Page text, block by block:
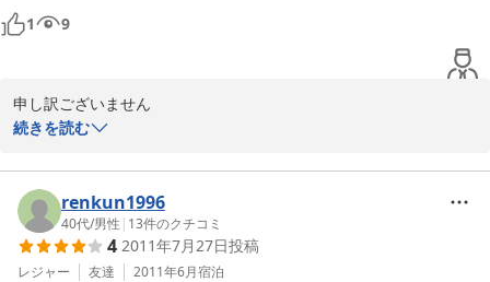
す。窓から見る景色はとても綺麗でした。部屋の中は十分満足できまし
た。次回もまた来たいです。
1 9
申し訳ございません
ご意見いただきましてありがとうございます
2012-01-20
続きを読む
renkun1996
40代/男性 | 13件のクチコミ
4 2011年7月27日投稿
レジャー 友達 2011年6月宿泊